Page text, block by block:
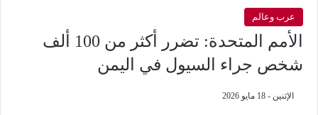
عرب وعالم
الأمم المتحدة: تضرر أكثر من 100 ألف
شخص جراء السيول في اليمن
الإثنين - 18 مايو 2026